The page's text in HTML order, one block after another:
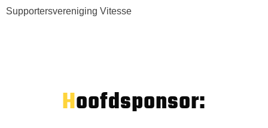
Supportersvereniging Vitesse
Hoofdsponsor: